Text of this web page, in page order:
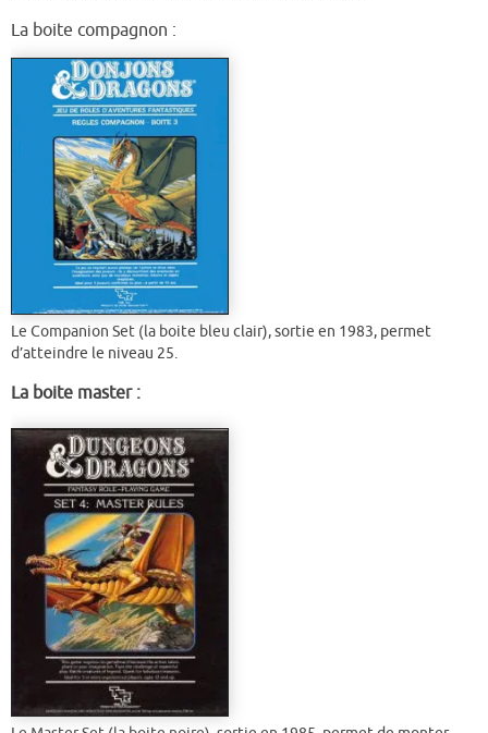
La boite compagnon :
Le Companion Set (la boite bleu clair), sortie en 1983, permet
d’atteindre le niveau 25.
La boite master :